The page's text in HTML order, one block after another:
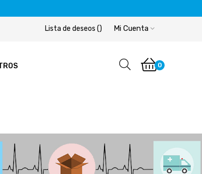
Mi Cuenta
Lista de deseos ()
0